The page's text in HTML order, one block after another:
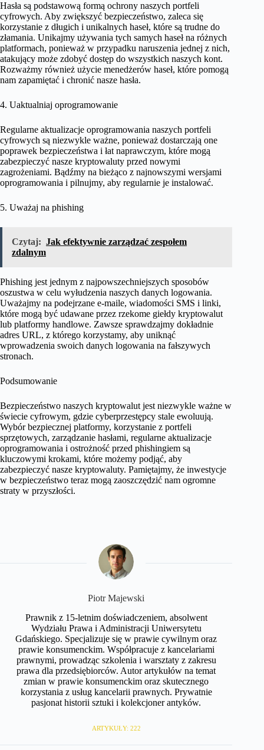
Hasła są podstawową formą ochrony naszych portfeli
cyfrowych. Aby zwiększyć bezpieczeństwo, zaleca się
korzystanie z długich i unikalnych haseł, które są trudne do
złamania. Unikajmy używania tych samych haseł na różnych
platformach, ponieważ w przypadku naruszenia jednej z nich,
atakujący może zdobyć dostęp do wszystkich naszych kont.
Rozważmy również użycie menedżerów haseł, które pomogą
nam zapamiętać i chronić nasze hasła.
4. Uaktualniaj oprogramowanie
Regularne aktualizacje oprogramowania naszych portfeli
cyfrowych są niezwykle ważne, ponieważ dostarczają one
poprawek bezpieczeństwa i łat naprawczym, które mogą
zabezpieczyć nasze kryptowaluty przed nowymi
zagrożeniami. Bądźmy na bieżąco z najnowszymi wersjami
oprogramowania i pilnujmy, aby regularnie je instalować.
5. Uważaj na phishing
Czytaj: Jak efektywnie zarządzać zespołem
zdalnym
Phishing jest jednym z najpowszechniejszych sposobów
oszustwa w celu wyłudzenia naszych danych logowania.
Uważajmy na podejrzane e-maile, wiadomości SMS i linki,
które mogą być udawane przez rzekome giełdy kryptowalut
lub platformy handlowe. Zawsze sprawdzajmy dokładnie
adres URL, z którego korzystamy, aby uniknąć
wprowadzenia swoich danych logowania na fałszywych
stronach.
Podsumowanie
Bezpieczeństwo naszych kryptowalut jest niezwykle ważne w
świecie cyfrowym, gdzie cyberprzestępcy stale ewoluują.
Wybór bezpiecznej platformy, korzystanie z portfeli
sprzętowych, zarządzanie hasłami, regularne aktualizacje
oprogramowania i ostrożność przed phishingiem są
kluczowymi krokami, które możemy podjąć, aby
zabezpieczyć nasze kryptowaluty. Pamiętajmy, że inwestycje
w bezpieczeństwo teraz mogą zaoszczędzić nam ogromne
straty w przyszłości.
​Piotr Majewski
Prawnik z 15-letnim doświadczeniem, absolwent
Wydziału Prawa i Administracji Uniwersytetu
Gdańskiego. Specjalizuje się w prawie cywilnym oraz
prawie konsumenckim. Współpracuje z kancelariami
prawnymi, prowadząc szkolenia i warsztaty z zakresu
prawa dla przedsiębiorców. Autor artykułów na temat
zmian w prawie konsumenckim oraz skutecznego
korzystania z usług kancelarii prawnych. Prywatnie
pasjonat historii sztuki i kolekcjoner antyków.
ARTYKUŁY: 222